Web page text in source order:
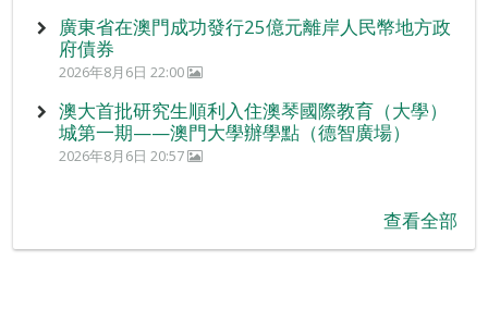
廣東省在澳門成功發行25億元離岸人民幣地方政
府債券
2026年8月6日 22:00
澳大首批研究生順利入住澳琴國際教育（大學）
城第一期——澳門大學辦學點（德智廣場）
2026年8月6日 20:57
查看全部